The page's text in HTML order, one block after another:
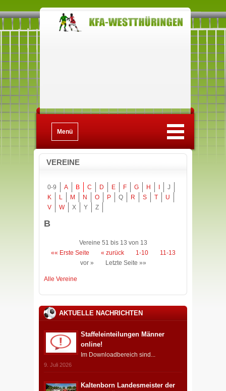
Menü
VEREINE
0-9 A B C D E F G H
J
K
L M N O P Q R S T
U
V
W X Y Z
B
Vereine 51 bis 13 von 13
«« Erste Seite
« zurück 1-10
11-13
vor »
Letzte Seite »»
Alle Vereine
AKTUELLE NACHRICHTEN
Staffeleinteilungen Männer
online!
Im Downloadbereich sind...
9. Juli 2026
Kaltenborn Landesmeister der